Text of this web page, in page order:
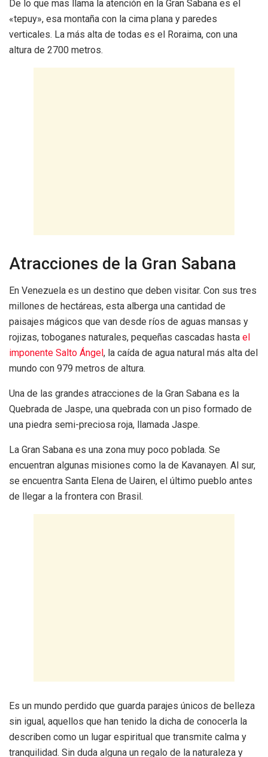
De lo que mas llama la atención en la Gran Sabana es el
«tepuy», esa montaña con la cima plana y paredes
verticales. La más alta de todas es el Roraima, con una
altura de 2700 metros.
Atracciones de la Gran Sabana
En Venezuela es un destino que deben visitar. Con sus tres
millones de hectáreas, esta alberga una cantidad de
paisajes mágicos que van desde ríos de aguas mansas y
rojizas, toboganes naturales, pequeñas cascadas hasta el
imponente Salto Ángel, la caída de agua natural más alta del
mundo con 979 metros de altura.
Una de las grandes atracciones de la Gran Sabana es la
Quebrada de Jaspe, una quebrada con un piso formado de
una piedra semi-preciosa roja, llamada Jaspe.
La Gran Sabana es una zona muy poco poblada. Se
encuentran algunas misiones como la de Kavanayen. Al sur,
se encuentra Santa Elena de Uairen, el último pueblo antes
de llegar a la frontera con Brasil.
Es un mundo perdido que guarda parajes únicos de belleza
sin igual, aquellos que han tenido la dicha de conocerla la
describen como un lugar espiritual que transmite calma y
tranquilidad. Sin duda alguna un regalo de la naturaleza y